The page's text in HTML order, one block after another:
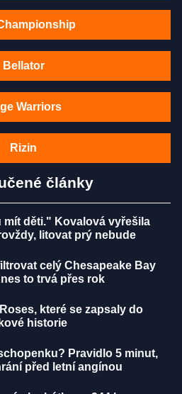
Bellator
Warriors
Rizin
články
mít děti." Kovalová vyřešila
litovat prý nebude
celý Chesapeake Bay
to trvá přes rok
které se zapsaly do
historie
Pravidlo 5 minut,
před letní angínou